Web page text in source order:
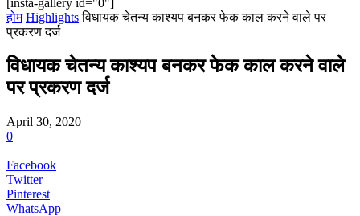
[insta-gallery id="0"]
होम Highlights विधायक चेतन्य काश्यप बनकर फेक काल करने वाले पर
प्रकरण दर्ज
विधायक चेतन्य काश्यप बनकर फेक काल करने वाले
पर प्रकरण दर्ज
April 30, 2020
0
Facebook
Twitter
Pinterest
WhatsApp